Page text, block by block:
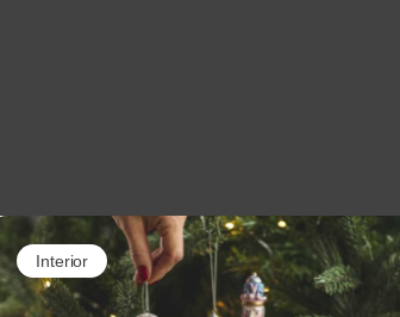
Interior